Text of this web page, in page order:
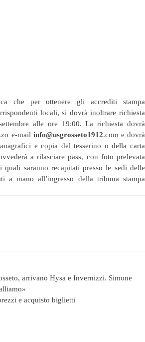
che per ottenere gli accrediti stampa
locali, si dovrà inoltrare richiesta
alle ore 19:00. La richiesta dovrà
e-mail info@usgrosseto1912.com e dovrà
e copia del tesserino o della carta
a rilasciare pass, con foto prelevata
quali saranno recapitati presso le sedi delle
a mano all’ingresso della tribuna stampa
arrivano Hysa e Invernizzi. Simone
e acquisto biglietti